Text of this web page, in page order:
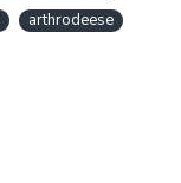
arthrodeese